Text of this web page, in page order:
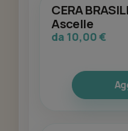
CERA
Ascelle
da 10,00 €